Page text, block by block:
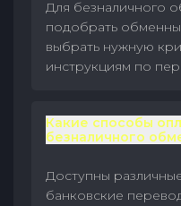
Для безналичного
подобрать
выбрать нужную
инструкциям по
Какие способы
безналичного
Доступны
банковские